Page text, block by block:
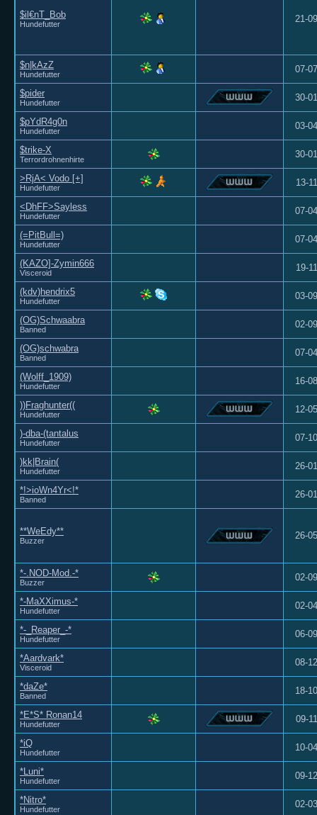
$il€nT_Bob
Hundefutter 21-
$n|kAzZ
Hundefutter 07-
$pider
Hundefutter 30-
$pYdR4g0n
Hundefutter 03-
$trike-X
Terrordrohnenhirte 30-
>RjA< Vodo [+]
Hundefutter 13-
<DhFF>Sayless
Hundefutter 07-
(=PitBull=)
Hundefutter 07-
(KAZO]-Zymin666
Visceroid 19-
(kdv)hendrix5
Hundefutter 03-
(OG)Schwaabra
Banned 02-
(OG)schwabra
Banned 07-
(Wolff_1909)
Hundefutter 16-
))Fraghunter((
Hundefutter 12-
)-dba-(tantalus
Hundefutter 07-
)kk|Brain(
Hundefutter 26-
*!>ioWn4Yr<!*
Banned 26-
**WeEdy**
Buzzer 26-
*-.NOD-Mod.-*
Buzzer 02-
*-MaXXimus-*
Hundefutter 02-
*-_Reaper_-*
Hundefutter 06-
*Aardvark*
Visceroid 08-
*daZe*
Banned 18-
*E*S* Ronan14
Hundefutter 09-
*iQ
Hundefutter 10-
*Luni*
Hundefutter 09-
*Nitro*
Hundefutter 02-